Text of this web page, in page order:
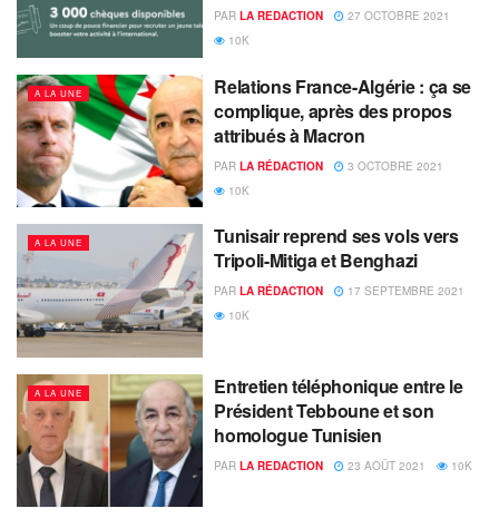
PAR LA REDACTION
27 OCTOBRE 2021
10K
A LA UNE
Relations France-Algérie : ça se
complique, après des propos
attribués à Macron
PAR LA RÉDACTION
3 OCTOBRE 2021
10K
A LA UNE
Tunisair reprend ses vols vers
Tripoli-Mitiga et Benghazi
PAR LA RÉDACTION
17 SEPTEMBRE 2021
10K
A LA UNE
Entretien téléphonique entre le
Président Tebboune et son
homologue Tunisien
PAR LA REDACTION 23 AOÛT 2021 10K